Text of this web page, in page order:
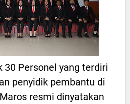
30 Personel yang terdiri
penyidik pembantu di
resmi dinyatakan